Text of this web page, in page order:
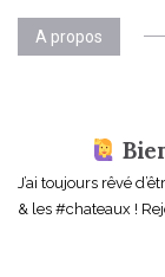
i
t
i
A propos
J’ai toujours rêvé
& les #chateaux !